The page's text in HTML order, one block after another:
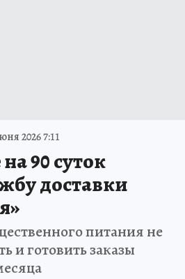
2026 7:11
90 суток
доставки
питания не
и готовить заказы